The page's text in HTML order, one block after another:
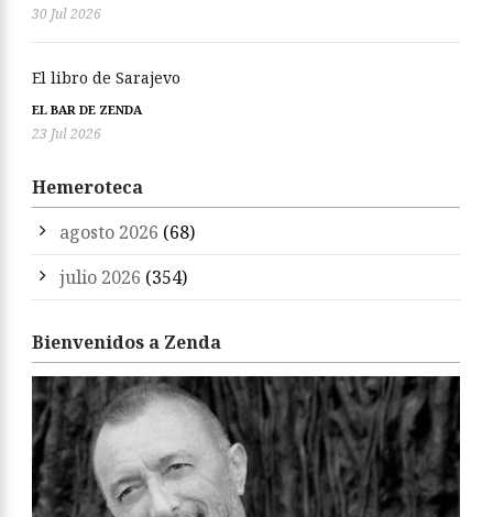
30 Jul 2026
El libro de Sarajevo
EL BAR DE ZENDA
23 Jul 2026
Hemeroteca
agosto 2026 (68)
julio 2026 (354)
Bienvenidos a Zenda